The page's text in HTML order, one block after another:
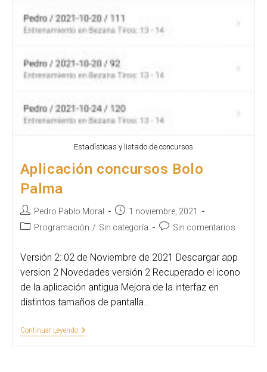
Estadísticas y listado de concursos
Aplicación concursos Bolo
Palma
Autor
de
Pedro Pablo Moral
Publicación
de
1 noviembre, 2021
Categoría
la
entrada:
Programación / Sin categoría
Comentarios
la
entrada:
Sin comentarios
Versión 2: 02 de Noviembre de 2021 Descargar app
version 2 Novedades versión 2 Recuperado el icono
de la aplicación antigua Mejora de la interfaz en
distintos tamaños de pantalla…
Continuar LeyendoAplicación